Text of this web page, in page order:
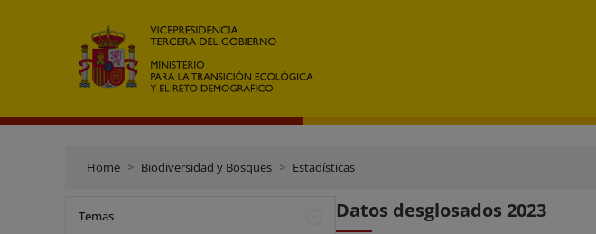
Home Biodiversidad y Bosques Estadísticas
Temas Datos desglosados 2023